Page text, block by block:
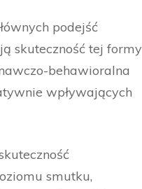
podejść
skuteczność tej formy
behawioralna
wpływających
smutku,